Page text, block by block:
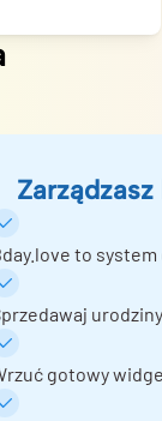
to
gotowy